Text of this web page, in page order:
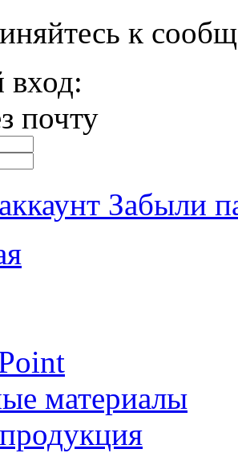
к
почту
Забыли
материалы